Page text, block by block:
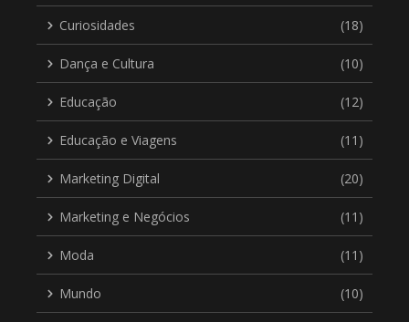
Curiosidades (18)
Dança e Cultura (10)
Educação (12)
Educação e Viagens (11)
Marketing Digital (20)
Marketing e Negócios (11)
Moda (11)
Mundo (10)